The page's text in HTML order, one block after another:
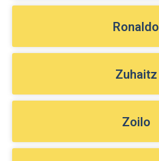
Ronaldo
Zuhaitz
Zoilo